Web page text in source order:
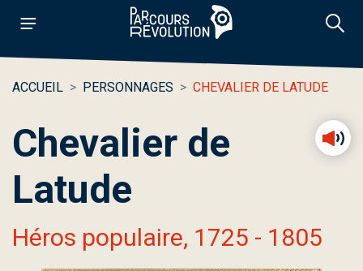
ACCUEIL PERSONNAGES CHEVALIER DE LATUDE
Chevalier de
Latude
Héros populaire, 1725 - 1805